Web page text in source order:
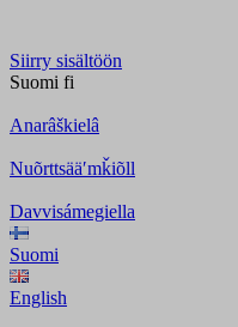
Siirry sisältöön
Suomi fi
Anarâškielâ
Nuõrttsääʹmǩiõll
Davvisámegiella
Suomi
English